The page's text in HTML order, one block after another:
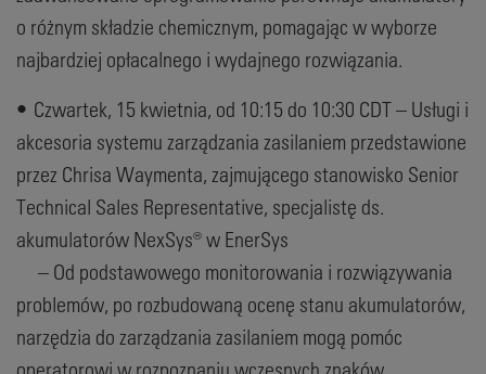
o różnym składzie chemicznym, pomagając w wyborze
najbardziej opłacalnego i wydajnego rozwiązania.
• Czwartek, 15 kwietnia, od 10:15 do 10:30 CDT – Usługi i
akcesoria systemu zarządzania zasilaniem przedstawione
przez Chrisa Waymenta, zajmującego stanowisko Senior
Technical Sales Representative, specjalistę ds.
akumulatorów NexSys® w EnerSys
– Od podstawowego monitorowania i rozwiązywania
problemów, po rozbudowaną ocenę stanu akumulatorów,
narzędzia do zarządzania zasilaniem mogą pomóc
operatorowi w rozpoznaniu wczesnych znaków